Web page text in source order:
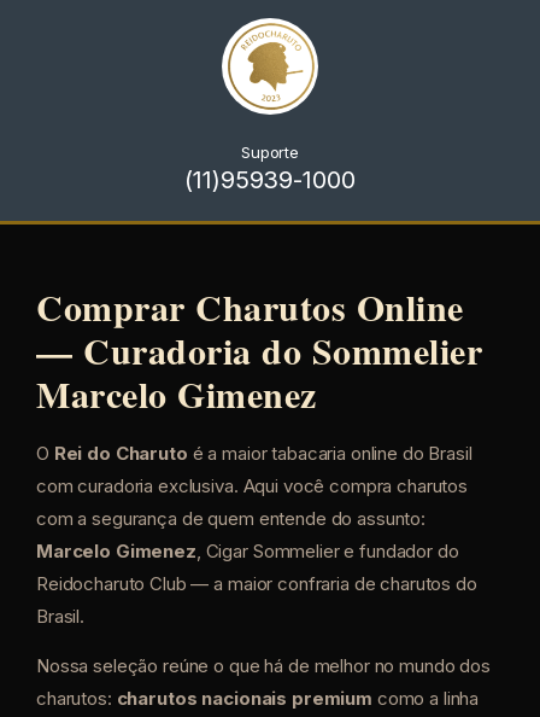
Suporte
(11)95939-1000
Comprar Charutos Online
— Curadoria do Sommelier
Marcelo Gimenez
O Rei do Charuto é a maior tabacaria online do Brasil
com curadoria exclusiva. Aqui você compra charutos
com a segurança de quem entende do assunto:
Marcelo Gimenez, Cigar Sommelier e fundador do
Reidocharuto Club — a maior confraria de charutos do
Brasil.
Nossa seleção reúne o que há de melhor no mundo dos
charutos: charutos nacionais premium como a linha